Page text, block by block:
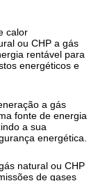
calor
ou CHP a gás
rentável para
energéticos e
a gás
fonte de energia
a sua
energética.
natural ou CHP
de gases